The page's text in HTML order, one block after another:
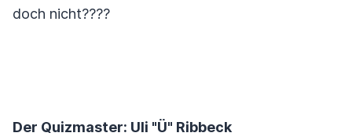
doch nicht????
Der Quizmaster: Uli "Ü" Ribbeck